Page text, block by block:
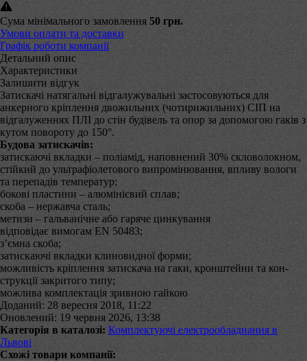
Сума мінімального замовлення 50 грн.
Умови оплати та доставки
Графік роботи компанії
Детальний опис
Характеристики
Залишити відгук
Затискачі натягальні відгалужувальні застосовуються для
анкерного кріплення дво­жильних (чотирижильних) СІП на
відгалуженнях ПЛІ до стін будівель та опор за допомо­гою гаків з
кутом повороту до 150°.
Будова затискачів:
затискаючі вкладки – поліамід, наповнений 30% скловолокном,
стійкий до ультрафіолетового випромінювання, впливу вологи
та перепадів температур;
бокові пластини – алюмінієвий сплав;
скоба – нержавча сталь;
метизи – гальванічне або гаряче цинкування
відповідає вимогам EN 50483;
з’ємна скоба;
затискаючі вкладки клиновидної форми;
можливість кріплення затискача на гаки, кронштейни та кон­
струкції закритого типу;
можлива комплектація зривною гайкою
Доданий: 28 вересня 2018, 11:22
Оновлений: 19 червня 2026, 13:38
Категорія в каталозі: Комплектуючі електрообладнання в
Львові
Схожі товари компанії: